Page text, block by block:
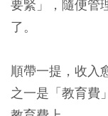
要緊」，隨便管
了。
順帶一提， 收入
之一是「教育費